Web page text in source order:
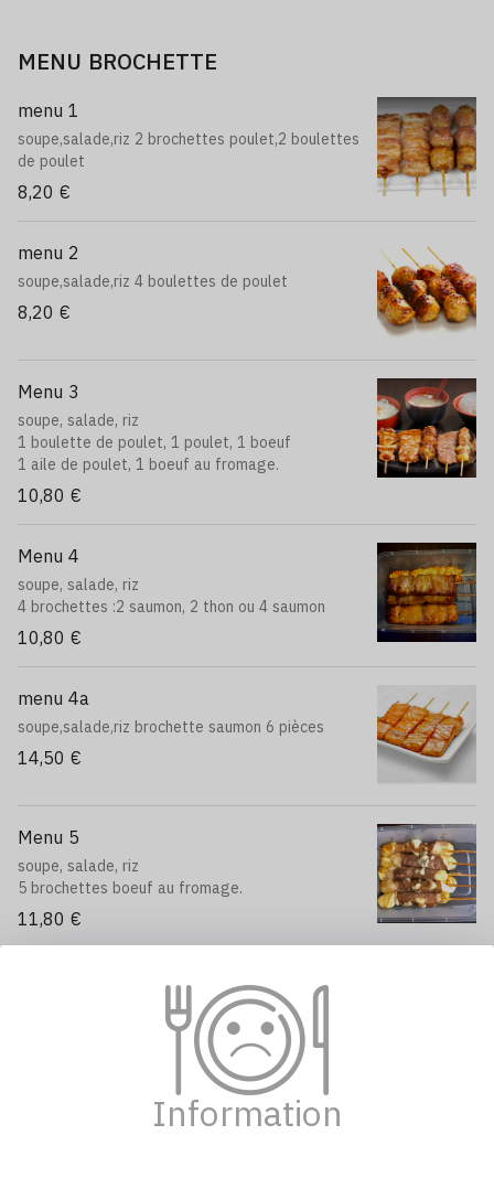
Information
MENU BROCHETTE
menu 1
soupe,salade,riz 2 brochettes poulet,2 boulettes
de poulet
8,20 €
menu 2
soupe,salade,riz 4 boulettes de poulet
8,20 €
Menu 3
soupe, salade, riz
1 boulette de poulet, 1 poulet, 1 boeuf
1 aile de poulet, 1 boeuf au fromage.
10,80 €
Menu 4
soupe, salade, riz
4 brochettes :2 saumon, 2 thon ou 4 saumon
10,80 €
menu 4a
soupe,salade,riz brochette saumon 6 pièces
14,50 €
Menu 5
soupe, salade, riz
5 brochettes boeuf au fromage.
11,80 €
2 brochettes poulet,2 brochettes boulettes de
poulet,2 brochettes bœuf